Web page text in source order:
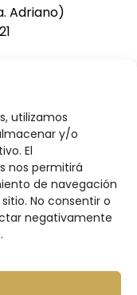
utilizamos
y/o
El
nos permitirá
de navegación
No consentir o
negativamente
Adriano)